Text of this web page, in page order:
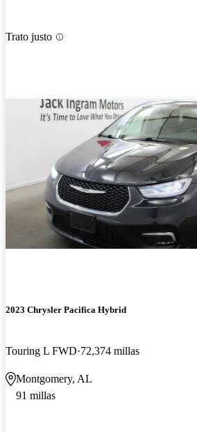
Trato justo
2023 Chrysler Pacifica Hybrid
Touring L FWD 72,374 millas
Montgomery, AL
91 millas